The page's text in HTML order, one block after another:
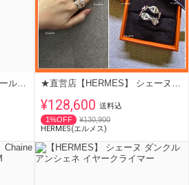
【HERMES】 《ファランドール》 18K ローズゴールド ペンダント ★直営店【HERMES】 シェーヌ・ダンクル・アンシェネ リング 2連
¥128,600 送料込
1%OFF
¥130,900
HERMES(エルメス)